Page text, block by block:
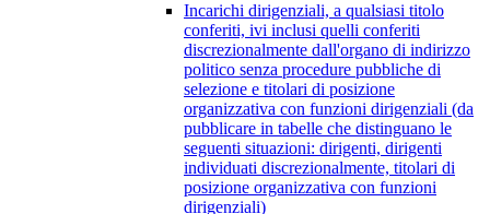
Incarichi dirigenziali, a qualsiasi titolo
conferiti, ivi inclusi quelli conferiti
discrezionalmente dall'organo di indirizzo
politico senza procedure pubbliche di
selezione e titolari di posizione
organizzativa con funzioni dirigenziali (da
pubblicare in tabelle che distinguano le
seguenti situazioni: dirigenti, dirigenti
individuati discrezionalmente, titolari di
posizione organizzativa con funzioni
dirigenziali)